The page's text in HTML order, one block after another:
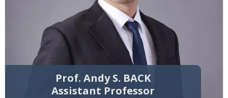
Prof. Andy S. BACK
Assistant Professor